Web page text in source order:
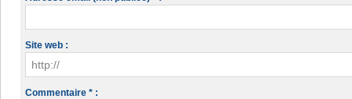
Site web :
Commentaire * :